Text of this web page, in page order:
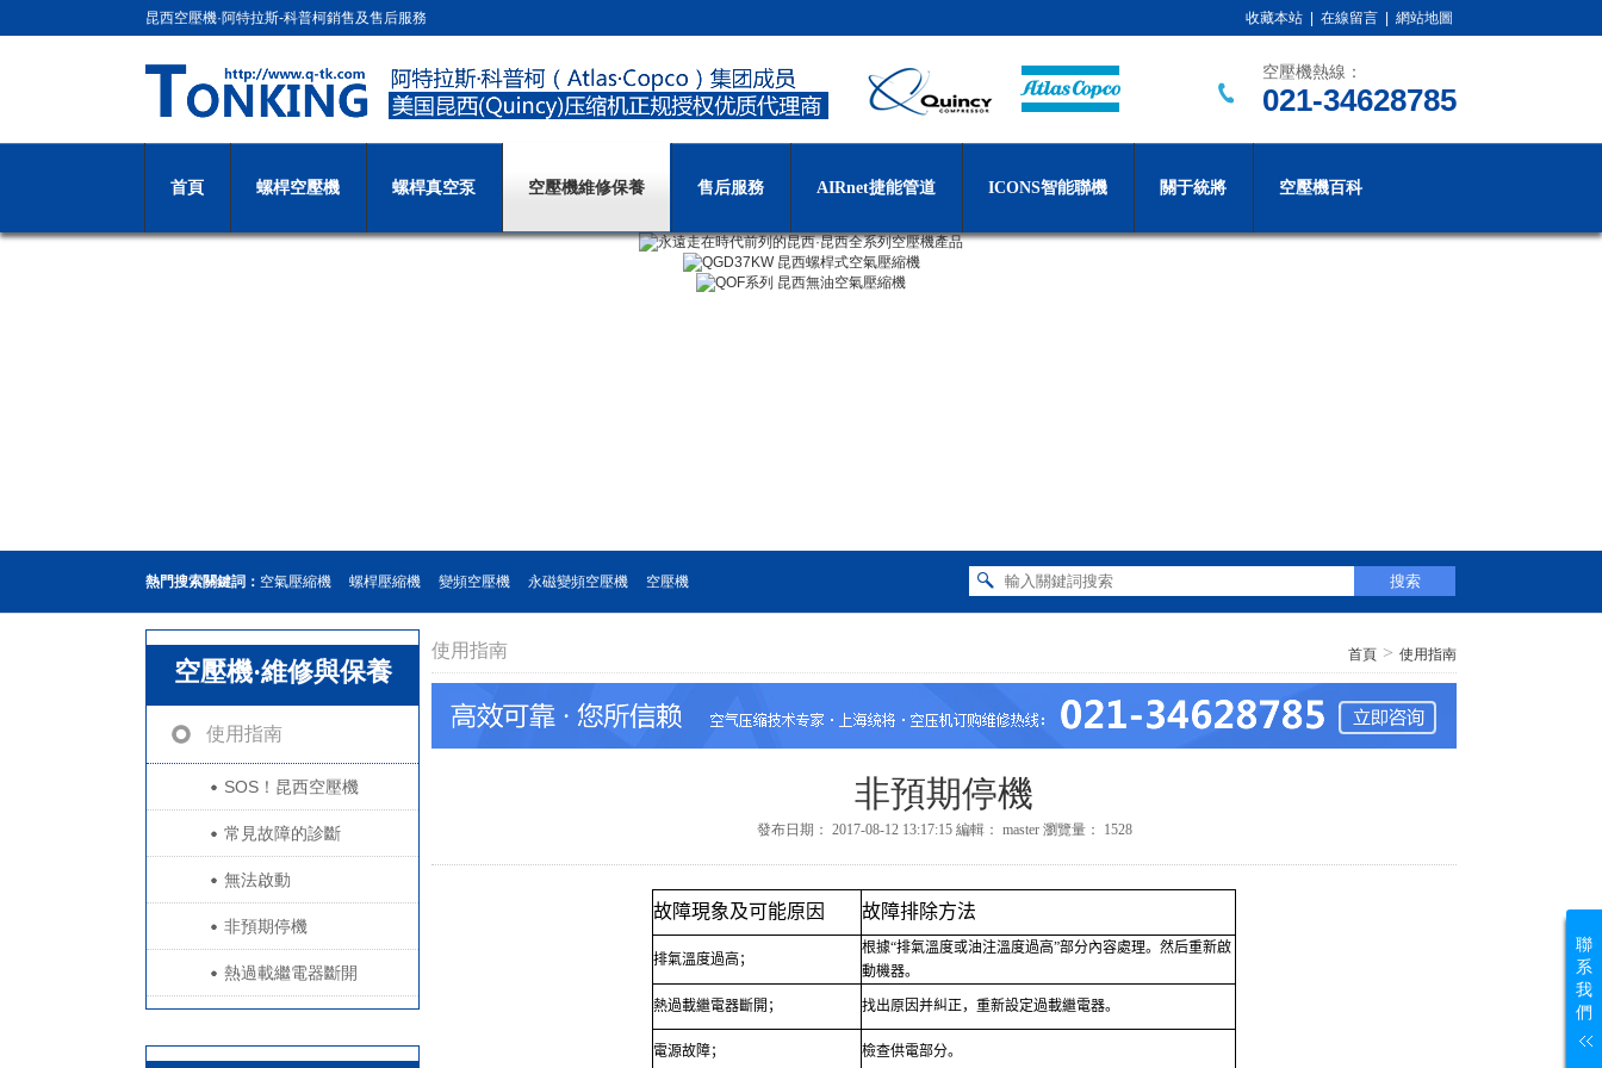
昆西空壓機·阿特拉斯-科普柯銷售及售后服務 收藏本站 在線留言 網站地圖
空壓機熱線：
021-34628785
首頁 螺桿空壓機 螺桿真空泵 空壓機維修保養 售后服務 AIRnet捷能管道 ICONS智能聯機 關于統將 空壓機百科
熱門搜索關鍵詞： 空氣壓縮機 螺桿壓縮機 變頻空壓機 永磁變頻空壓機 空壓機
空壓機·維修與保養
使用指南
SOS！昆西空壓機
常見故障的診斷
無法啟動
非預期停機
熱過載繼電器斷開
使用指南 首頁 > 使用指南
非預期停機
發布日期： 2017-08-12 13:17:15 編輯： master 瀏覽量： 1528
故障現象及可能原因 故障排除方法
排氣溫度過高；
根據“排氣溫度或油注溫度過高”部分內容處理。然后重新啟
動機器。
熱過載繼電器斷開； 找出原因并糾正，重新設定過載繼電器。
電源故障； 檢查供電部分。
聯
系
我
們